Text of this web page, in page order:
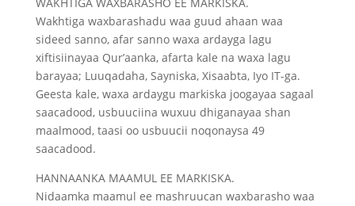
Wakhtiga waxbarashadu waa guud ahaan waa
sideed sanno, afar sanno waxa ardayga lagu
xiftisiinayaa Qur’aanka, afarta kale na waxa lagu
barayaa; Luuqadaha, Sayniska, Xisaabta, Iyo IT-ga.
Geesta kale, waxa ardaygu markiska joogayaa sagaal
saacadood, usbuuciina wuxuu dhiganayaa shan
maalmood, taasi oo usbuucii noqonaysa 49
saacadood.
HANNAANKA MAAMUL EE MARKISKA.
Nidaamka maamul ee mashruucan waxbarasho waa